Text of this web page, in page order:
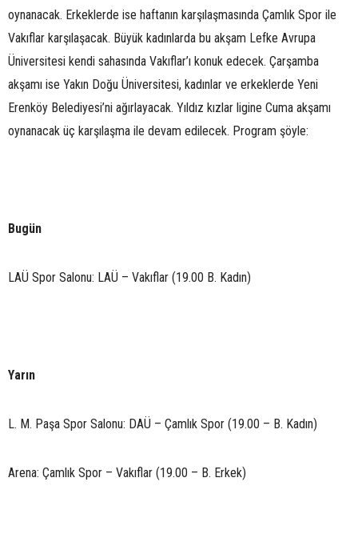
oynanacak. Erkeklerde ise haftanın karşılaşmasında Çamlık Spor ile
Vakıflar karşılaşacak. Büyük kadınlarda bu akşam Lefke Avrupa
Üniversitesi kendi sahasında Vakıflar’ı konuk edecek. Çarşamba
akşamı ise Yakın Doğu Üniversitesi, kadınlar ve erkeklerde Yeni
Erenköy Belediyesi’ni ağırlayacak. Yıldız kızlar ligine Cuma akşamı
oynanacak üç karşılaşma ile devam edilecek. Program şöyle:
Bugün
LAÜ Spor Salonu: LAÜ – Vakıflar (19.00 B. Kadın)
Yarın
L. M. Paşa Spor Salonu: DAÜ – Çamlık Spor (19.00 – B. Kadın)
Arena: Çamlık Spor – Vakıflar (19.00 – B. Erkek)